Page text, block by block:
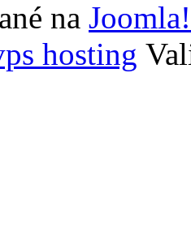
na Joomla!
hosting